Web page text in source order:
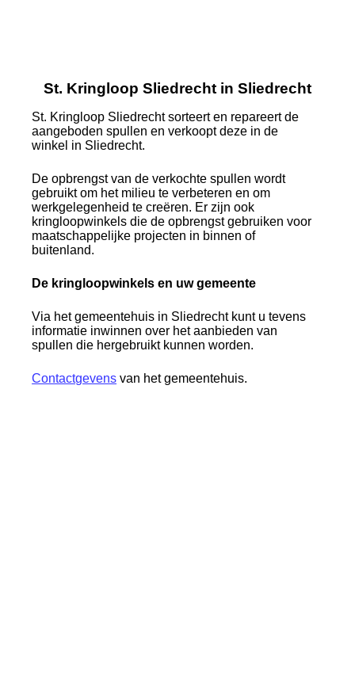
St. Kringloop Sliedrecht in Sliedrecht
St. Kringloop Sliedrecht sorteert en repareert de
aangeboden spullen en verkoopt deze in de
winkel in Sliedrecht.
De opbrengst van de verkochte spullen wordt
gebruikt om het milieu te verbeteren en om
werkgelegenheid te creëren. Er zijn ook
kringloopwinkels die de opbrengst gebruiken voor
maatschappelijke projecten in binnen of
buitenland.
De kringloopwinkels en uw gemeente
Via het gemeentehuis in Sliedrecht kunt u tevens
informatie inwinnen over het aanbieden van
spullen die hergebruikt kunnen worden.
Contactgevens van het gemeentehuis.